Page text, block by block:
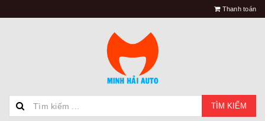
Thanh toán
TÌM KIẾM